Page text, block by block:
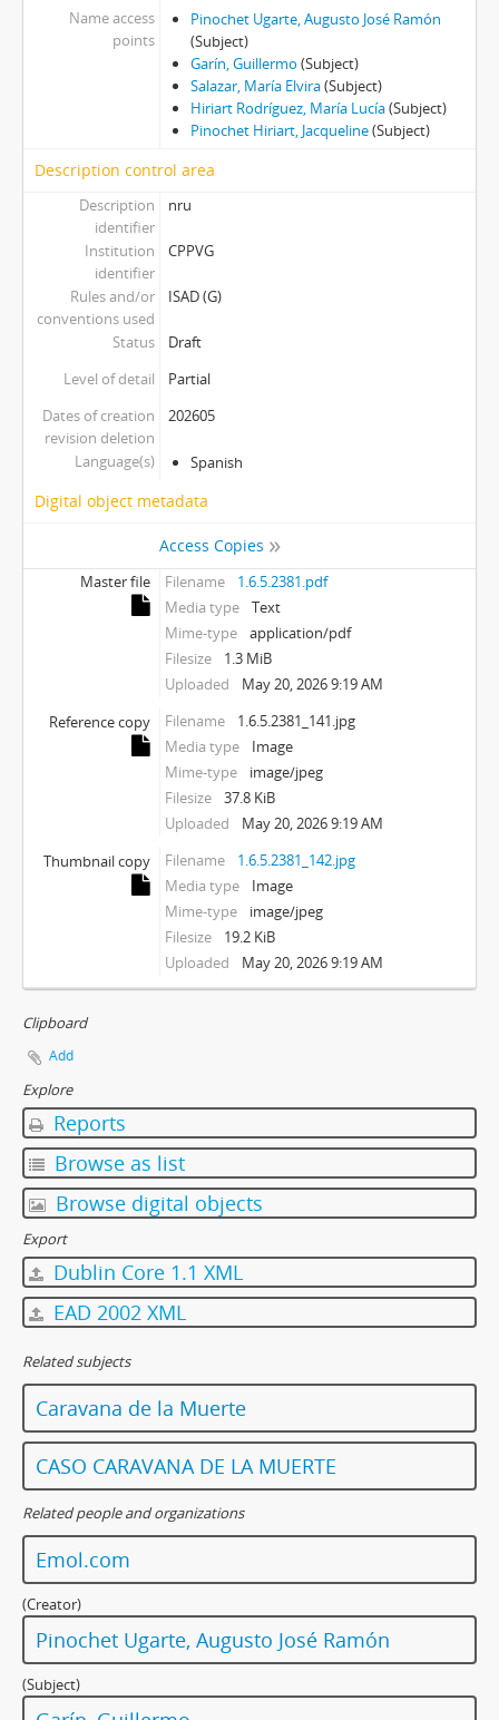
Name access
points
Pinochet Ugarte, Augusto José Ramón
(Subject)
Garín, Guillermo (Subject)
Salazar, María Elvira(Subject)
Hiriart Rodríguez, María Lucía(Subject)
Pinochet Hiriart, Jacqueline(Subject)
Description control area
Description
identifier
nru
Institution
identifier
CPPVG
Rules and/or
conventions used
ISAD (G)
Status
Draft
Level of detail
Partial
Dates of creation
revision deletion
202605
Language(s) Spanish
Digital object metadata
Access Copies
Master file Filename
1.6.5.2381.pdf
Media type
Text
Mime-type
application/pdf
Filesize
1.3 MiB
Uploaded
May 20, 2026 9:19 AM
Reference copy
Filename
1.6.5.2381_141.jpg
Media type
Image
Mime-type
image/jpeg
Filesize
37.8 KiB
Uploaded
May 20, 2026 9:19 AM
Thumbnail copy
Filename
1.6.5.2381_142.jpg
Media type
Image
Mime-type
image/jpeg
Filesize
19.2 KiB
Uploaded
May 20, 2026 9:19 AM
Clipboard
Add
Explore
Reports
Browse as list
Browse digital objects
Export
Dublin Core 1.1 XML
EAD 2002 XML
Related subjects
Caravana de la Muerte
CASO CARAVANA DE LA MUERTE
Related people and organizations
Emol.com
(Creator)
Pinochet Ugarte, Augusto José Ramón
(Subject)